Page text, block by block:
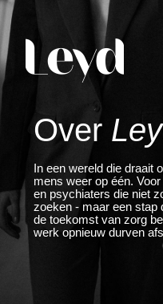
Over
In een wereld die draait
mens weer op één.
en psychiaters die niet
zoeken - maar een stap
de toekomst van zorg
werk opnieuw durven